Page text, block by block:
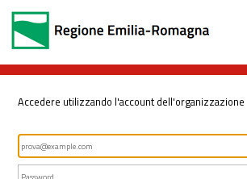
Accedere utilizzando l'account dell'organizzazione